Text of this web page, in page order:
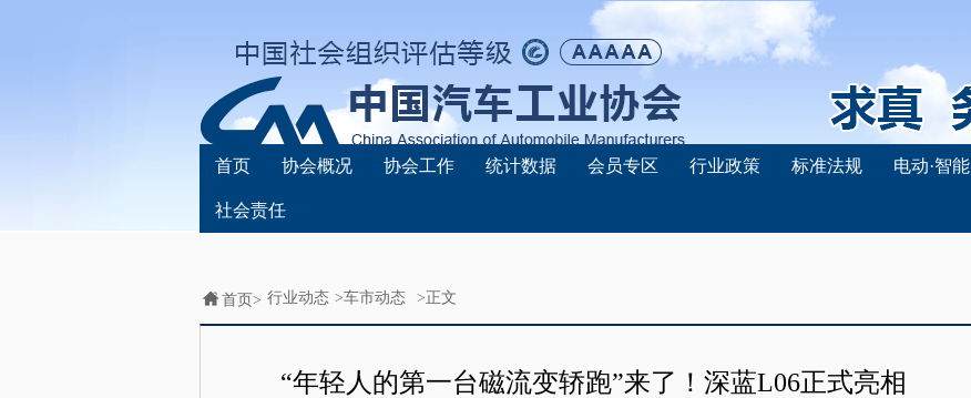
首页 协会概况 协会工作 统计数据 会员专区 行业政策 标准法规 电动·智能
社会责任
首页> 行业动态 >车市动态 >正文
“年轻人的第一台磁流变轿跑”来了！深蓝L06正式亮相